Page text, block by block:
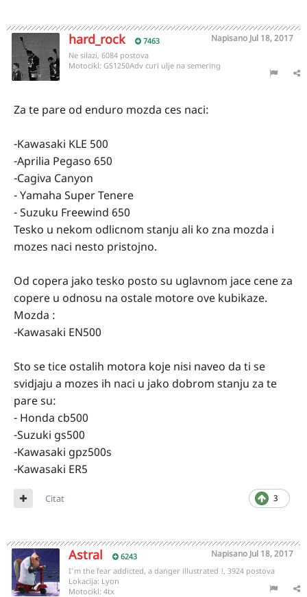
hard_rock 7463 Napisano Jul 18, 2017
Ne silazi, 6084 postova
Motocikl: GS1250Adv curi ulje na semering
Za te pare od enduro mozda ces naci:
-Kawasaki KLE 500
-Aprilia Pegaso 650
-Cagiva Canyon
- Yamaha Super Tenere
- Suzuku Freewind 650
Tesko u nekom odlicnom stanju ali ko zna mozda i
mozes naci nesto pristojno.
Od copera jako tesko posto su uglavnom jace cene za
copere u odnosu na ostale motore ove kubikaze.
Mozda :
-Kawasaki EN500
Sto se tice ostalih motora koje nisi naveo da ti se
svidjaju a mozes ih naci u jako dobrom stanju za te
pare su:
- Honda cb500
-Suzuki gs500
-Kawasaki gpz500s
-Kawasaki ER5
3
Citat
Astral 6243 Napisano Jul 18, 2017
I'm the fear addicted, a danger illustrated !, 3924 postova
Lokacija: Lyon
Motocikl: 4tx